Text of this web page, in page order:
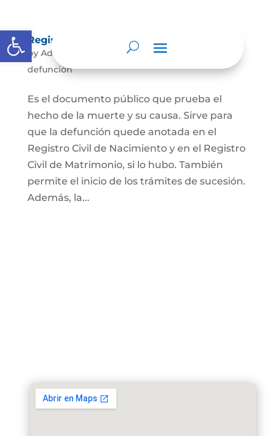
Abrir barra de herramientas
Registro Civil de Defunción
by Admin May 3, 2022|Registro civil de
defunción
Es el documento público que prueba el
hecho de la muerte y su causa. Sirve para
que la defunción quede anotada en el
Registro Civil de Nacimiento y en el Registro
Civil de Matrimonio, si lo hubo. También
permite el inicio de los trámites de sucesión.
Además, la...